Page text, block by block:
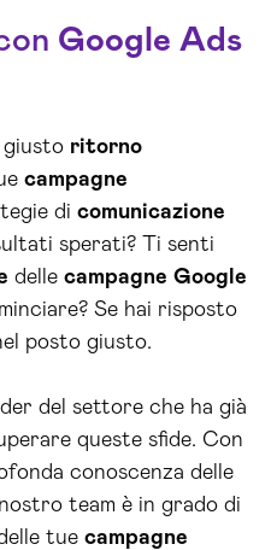
Google Ads
giusto ritorno
campagne
di comunicazione
sperati? Ti senti
delle campagne Google
Se hai risposto
posto giusto.
del settore che ha già
queste sfide. Con
conoscenza delle
team è in grado di
tue campagne